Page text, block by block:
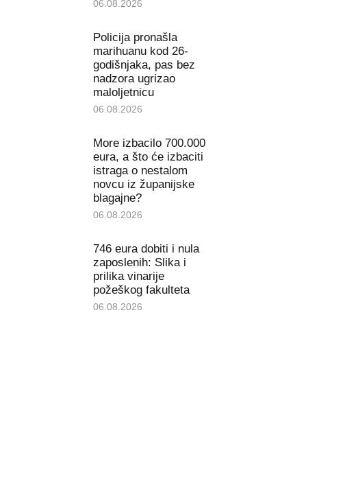
06.08.2026
Policija pronašla
marihuanu kod 26-
godišnjaka, pas bez
nadzora ugrizao
maloljetnicu
06.08.2026
More izbacilo 700.000
eura, a što će izbaciti
istraga o nestalom
novcu iz županijske
blagajne?
06.08.2026
746 eura dobiti i nula
zaposlenih: Slika i
prilika vinarije
požeškog fakulteta
06.08.2026